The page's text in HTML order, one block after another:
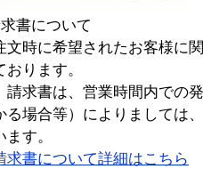
書について
文時に希望されたお客様に
おります。
請求書は、営業時間内での
る場合等）によりましては
ます。
求書について詳細はこちら